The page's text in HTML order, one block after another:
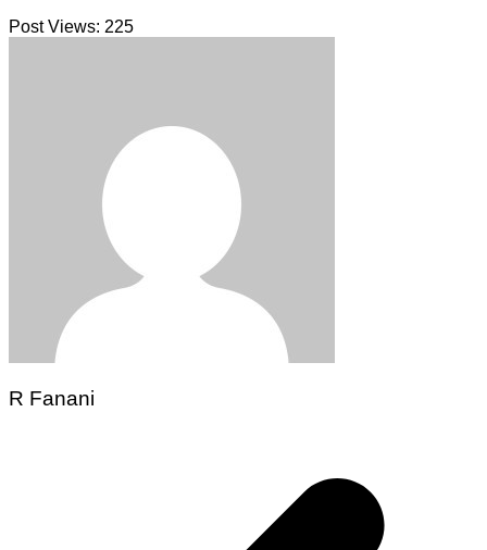
Post Views: 225
R Fanani